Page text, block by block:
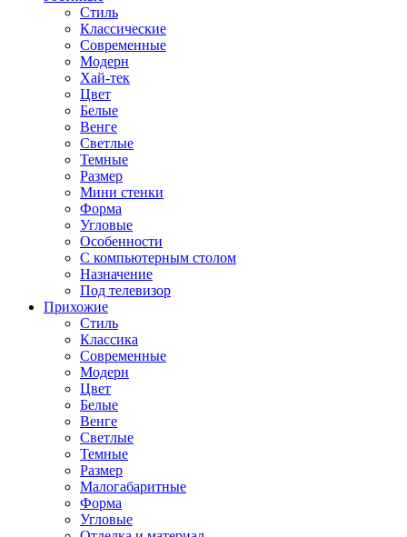
Стиль
Классические
Современные
Модерн
Хай-тек
Цвет
Белые
Венге
Светлые
Темные
Размер
Мини стенки
Форма
Угловые
Особенности
С компьютерным столом
Назначение
Под телевизор
Прихожие
Стиль
Классика
Современные
Модерн
Цвет
Белые
Венге
Светлые
Темные
Размер
Малогабаритные
Форма
Угловые